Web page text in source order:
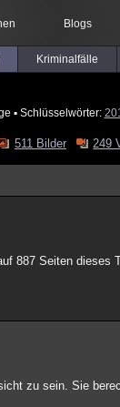
Blogs
Kriminalfälle
▪ Schlüsselwörter:
511 Bilder 249
887 Seiten dieses
zu sein. Sie